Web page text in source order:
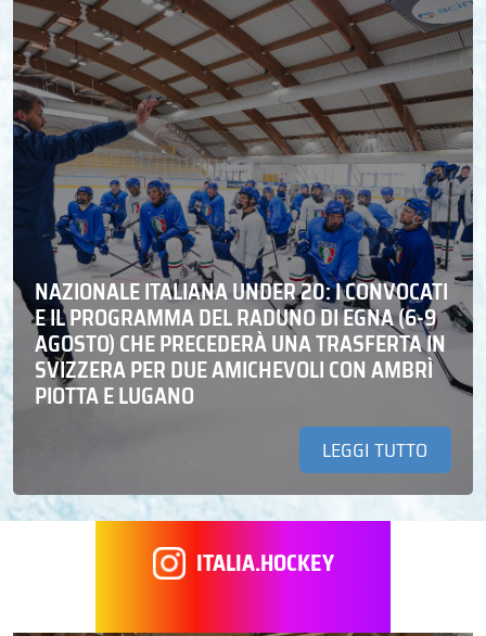
NAZIONALE ITALIANA UNDER 20: I CONVOCATI
E IL PROGRAMMA DEL RADUNO DI EGNA (6-9
AGOSTO) CHE PRECEDERÀ UNA TRASFERTA IN
SVIZZERA PER DUE AMICHEVOLI CON AMBRÌ
PIOTTA E LUGANO
LEGGI TUTTO
ITALIA.HOCKEY